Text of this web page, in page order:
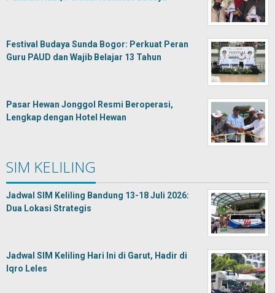
Festival Budaya Sunda Bogor: Perkuat Peran
Guru PAUD dan Wajib Belajar 13 Tahun
Pasar Hewan Jonggol Resmi Beroperasi,
Lengkap dengan Hotel Hewan
SIM KELILING
Jadwal SIM Keliling Bandung 13-18 Juli 2026:
Dua Lokasi Strategis
Jadwal SIM Keliling Hari Ini di Garut, Hadir di
Iqro Leles